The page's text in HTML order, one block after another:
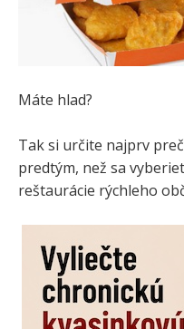
Máte hlad?
Tak si určite najprv
predtým, než sa
reštaurácie rýchleho